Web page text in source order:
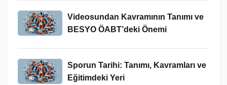
Videosundan Kavramının Tanımı ve
BESYO ÖABT’deki Önemi
Sporun Tarihi: Tanımı, Kavramları ve
Eğitimdeki Yeri